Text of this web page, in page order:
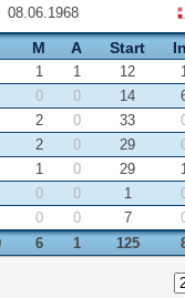
08.06.1968
M A Start
1 1 12
0 0 14
2 0 33
2 0 29
1 0 29
0 0 1
0 0 7
6 1 125